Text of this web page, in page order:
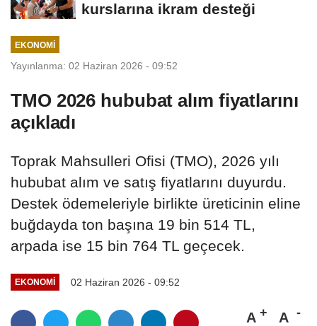
kurslarına ikram desteği
EKONOMI
Yayınlanma: 02 Haziran 2026 - 09:52
TMO 2026 hububat alım fiyatlarını
açıkladı
Toprak Mahsulleri Ofisi (TMO), 2026 yılı
hububat alım ve satış fiyatlarını duyurdu.
Destek ödemeleriyle birlikte üreticinin eline
buğdayda ton başına 19 bin 514 TL,
arpada ise 15 bin 764 TL geçecek.
EKONOMI 02 Haziran 2026 - 09:52
A A